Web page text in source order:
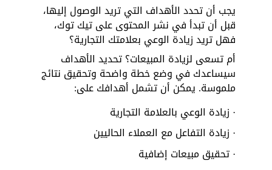
يجب أن تحدد الأهداف التي تريد الوصول إليها،
قبل أن تبدأ في نشر المحتوى على تيك توك،
فهل تريد زيادة الوعي بعلامتك التجارية؟
أم تسعى لزيادة المبيعات؟ تحديد الأهداف
سيساعدك في وضع خطة واضحة وتحقيق نتائج
ملموسة. يمكن أن تشمل أهدافك على:
· زيادة الوعي بالعلامة التجارية
· زيادة التفاعل مع العملاء الحاليين
· تحقيق مبيعات إضافية